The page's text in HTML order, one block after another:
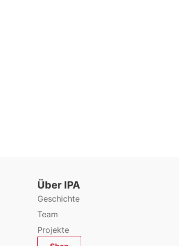
Über IPA
Geschichte
Team
Projekte